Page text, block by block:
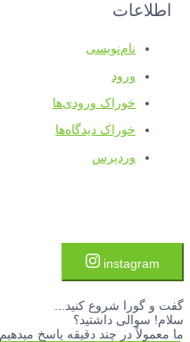
اطلاعات
نام‌نویسی
ورود
خوراک ورودی‌ها
خوراک دیدگاه‌ها
وردپرس
instagram
گفت و گورا شروع کنید...
سلام! سوالی داشتید؟
ما معمولاً در چند دقیقه پاسخ میدهیم